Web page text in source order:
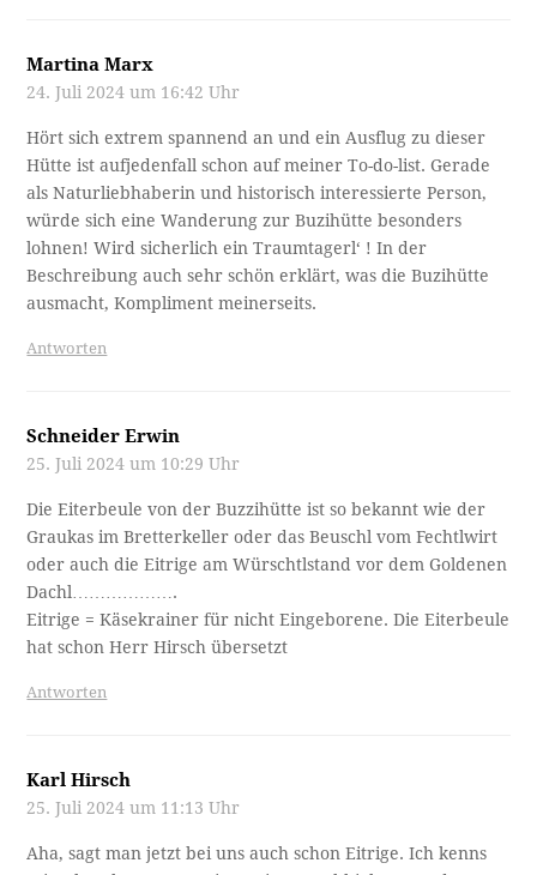
Martina Marx
24. Juli 2024 um 16:42 Uhr
Hört sich extrem spannend an und ein Ausflug zu dieser
Hütte ist aufjedenfall schon auf meiner To-do-list. Gerade
als Naturliebhaberin und historisch interessierte Person,
würde sich eine Wanderung zur Buzihütte besonders
lohnen! Wird sicherlich ein Traumtagerl‘ ! In der
Beschreibung auch sehr schön erklärt, was die Buzihütte
ausmacht, Kompliment meinerseits.
Antworten
Schneider Erwin
25. Juli 2024 um 10:29 Uhr
Die Eiterbeule von der Buzzihütte ist so bekannt wie der
Graukas im Bretterkeller oder das Beuschl vom Fechtlwirt
oder auch die Eitrige am Würschtlstand vor dem Goldenen
Dachl……………….
Eitrige = Käsekrainer für nicht Eingeborene. Die Eiterbeule
hat schon Herr Hirsch übersetzt
Antworten
Karl Hirsch
25. Juli 2024 um 11:13 Uhr
Aha, sagt man jetzt bei uns auch schon Eitrige. Ich kenns